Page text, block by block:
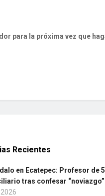
para la próxima vez que
Recientes
en Ecatepec: Profesor de
tras confesar